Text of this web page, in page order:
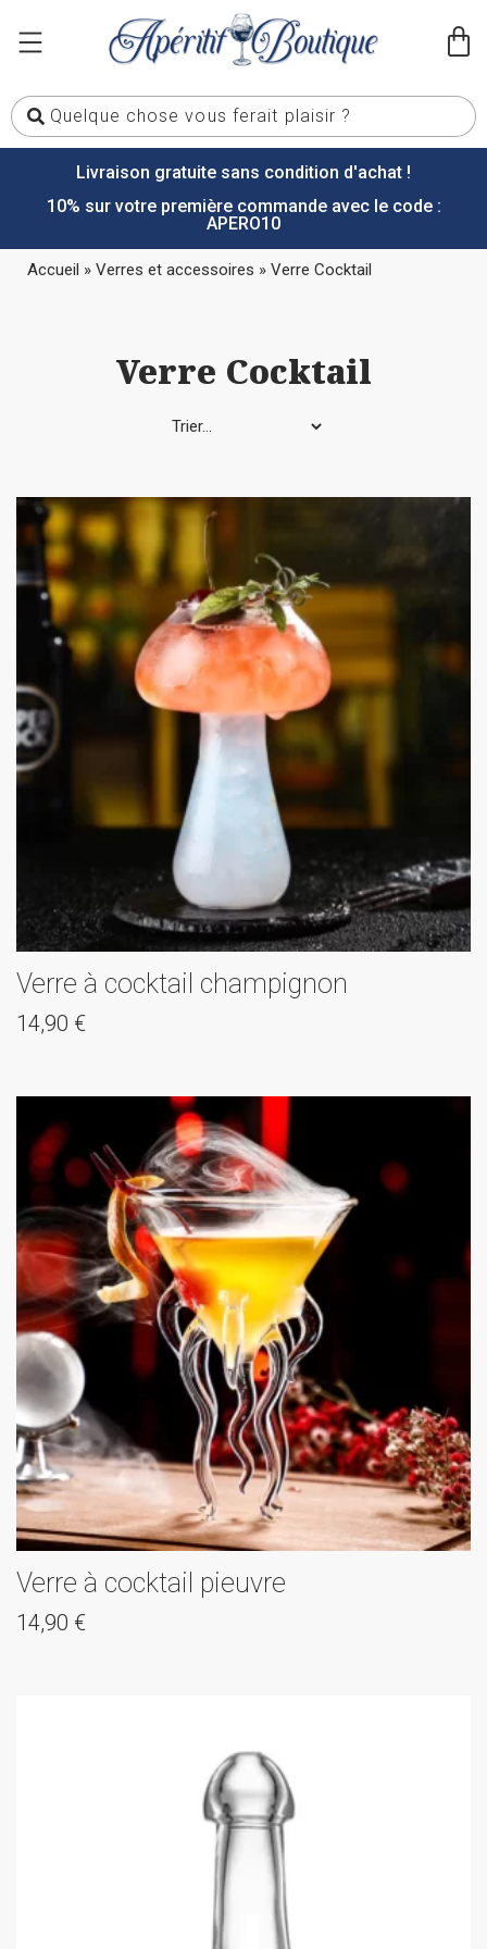
Livraison gratuite sans condition d'achat !
10% sur votre première commande avec le code :
APERO10
Accueil » Verres et accessoires » Verre Cocktail
Verre Cocktail
Verre à cocktail champignon
14,90 €
Verre à cocktail pieuvre
14,90 €